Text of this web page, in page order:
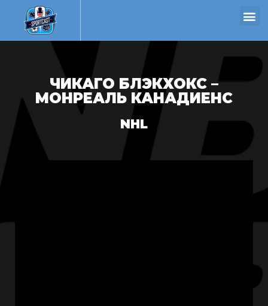
ЧИКАГО БЛЭКХОКС –
МОНРЕАЛЬ КАНАДИЕНС
NHL